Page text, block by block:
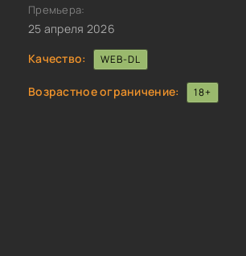
Премьера:
25 апреля 2026
Качество:
WEB-DL
Возрастное ограничение: 18+